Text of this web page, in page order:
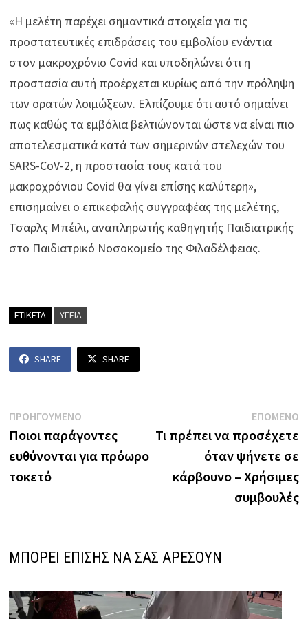
«Η μελέτη παρέχει σημαντικά στοιχεία για τις
προστατευτικές επιδράσεις του εμβολίου ενάντια
στον μακροχρόνιο Covid και υποδηλώνει ότι η
προστασία αυτή προέρχεται κυρίως από την πρόληψη
των ορατών λοιμώξεων. Ελπίζουμε ότι αυτό σημαίνει
πως καθώς τα εμβόλια βελτιώνονται ώστε να είναι πιο
αποτελεσματικά κατά των σημερινών στελεχών του
SARS-CoV-2, η προστασία τους κατά του
μακροχρόνιου Covid θα γίνει επίσης καλύτερη»,
επισημαίνει ο επικεφαλής συγγραφέας της μελέτης,
Τσαρλς Μπέιλι, αναπληρωτής καθηγητής Παιδιατρικής
στο Παιδιατρικό Νοσοκομείο της Φιλαδέλφειας.
ΕΤΙΚΕΤΑ ΥΓΕΙΑ
SHARE SHARE
Πλοήγηση
άρθρων
ΠΡΟΗΓΟΥΜΕΝΟ
post:
Ποιοι παράγοντες
ευθύνονται για πρόωρο
τοκετό
ΕΠΟΜΕΝΟ
Τι πρέπει να προσέχετε
όταν ψήνετε σε
κάρβουνο – Χρήσιμες
συμβουλές
ΜΠΟΡΕΙ ΕΠΙΣΗΣ ΝΑ ΣΑΣ ΑΡΕΣΟΥΝ